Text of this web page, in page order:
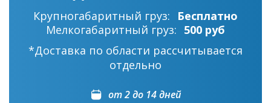
Крупногабаритный груз:
Бесплатно
Мелкогабаритный груз: 500 руб
*Доставка по области рассчитывается
отдельно
от 2 до 14 дней